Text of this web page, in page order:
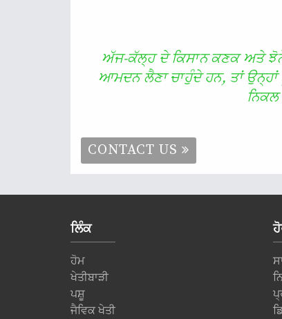
ਅੱਜ-ਕੱਲ੍ਹ ਦੇ ਕਿਸਾਨ ਕਣਕ ਅਤੇ
ਆਮਦਨ ਲੈਣਾ ਚਾਹੁੰਦੇ ਹਨ, ਤਾਂ
CONTACT US
ਲਿੰਕ
ਹੋਮ
ਖੇਤੀਬਾੜੀ
ਪਸ਼ੂ
ਜੈਵਿਕ ਖੇਤੀ